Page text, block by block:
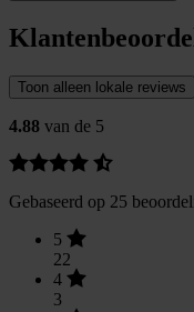
Toon alleen lokale reviews
4.88 van de 5
Gebaseerd op 25
5
22
4
3